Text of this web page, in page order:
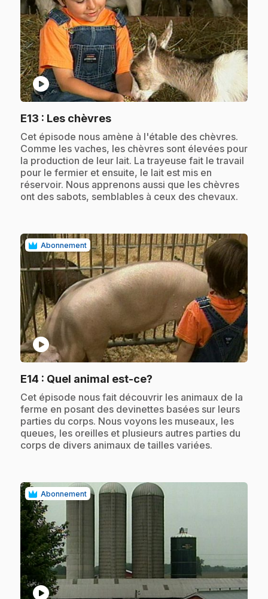
play_circle
E13 : Les chèvres.
.Cet épisode nous amène à l'étable des chèvres.
Comme les vaches, les chèvres sont élevées pour
la production de leur lait. La trayeuse fait le travail
pour le fermier et ensuite, le lait est mis en
réservoir. Nous apprenons aussi que les chèvres
ont des sabots, semblables à ceux des chevaux.
Abonnement
play_circle
E14 : Quel animal est-ce?
.Cet épisode nous fait découvrir les animaux de la
ferme en posant des devinettes basées sur leurs
parties du corps. Nous voyons les museaux, les
queues, les oreilles et plusieurs autres parties du
corps de divers animaux de tailles variées.
Abonnement
play_circle